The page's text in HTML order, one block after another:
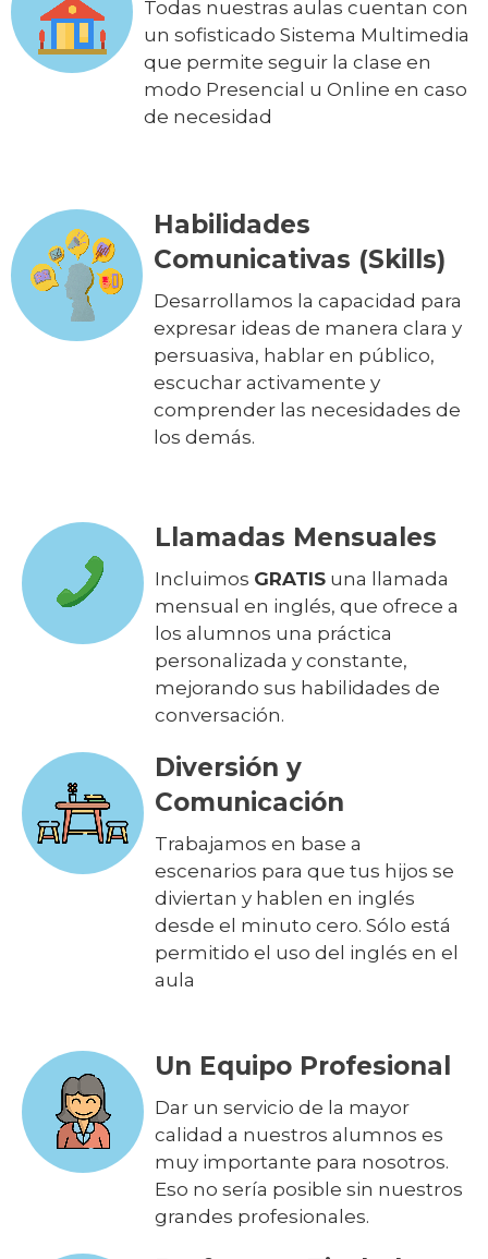
Todas nuestras aulas cuentan con
un sofisticado Sistema Multimedia
que permite seguir la clase en
modo Presencial u Online en caso
de necesidad
Habilidades
Comunicativas (Skills)
Desarrollamos la capacidad para
expresar ideas de manera clara y
persuasiva, hablar en público,
escuchar activamente y
comprender las necesidades de
los demás.
Llamadas Mensuales
Incluimos GRATIS una llamada
mensual en inglés, que ofrece a
los alumnos una práctica
personalizada y constante,
mejorando sus habilidades de
conversación.
Diversión y
Comunicación
Trabajamos en base a
escenarios para que tus hijos se
diviertan y hablen en inglés
desde el minuto cero. Sólo está
permitido el uso del inglés en el
aula
Un Equipo Profesional
Dar un servicio de la mayor
calidad a nuestros alumnos es
muy importante para nosotros.
Eso no sería posible sin nuestros
grandes profesionales.